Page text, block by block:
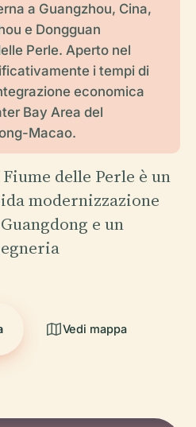
a Guangzhou, Cina,
e Dongguan
Perle. Aperto nel
i tempi di
economica
Bay Area del
Macao.
delle Perle è un
modernizzazione
e un
Vedi mappa